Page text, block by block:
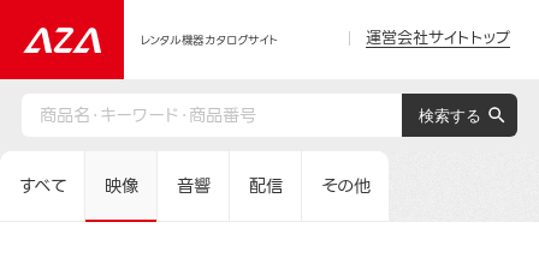
レンタル機器カタログサイト 運営会社サイトトップ
すべて 映像 音響 配信 その他